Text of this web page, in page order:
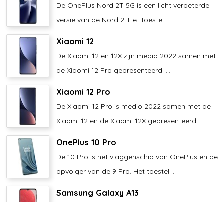
De OnePlus Nord 2T 5G is een licht verbeterde
versie van de Nord 2. Het toestel ...
Xiaomi 12
De Xiaomi 12 en 12X zijn medio 2022 samen met
de Xiaomi 12 Pro gepresenteerd. ...
Xiaomi 12 Pro
De Xiaomi 12 Pro is medio 2022 samen met de
Xiaomi 12 en de Xiaomi 12X gepresenteerd. ...
OnePlus 10 Pro
De 10 Pro is het vlaggenschip van OnePlus en de
opvolger van de 9 Pro. Het toestel ...
Samsung Galaxy A13